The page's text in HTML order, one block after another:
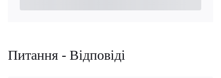
Питання - Відповіді